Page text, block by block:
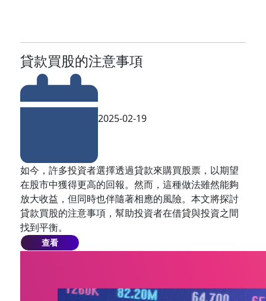
貸款買股的注意事項
2025-02-19
如今，許多投資者選擇透過貸款來購買股票，以期望
在股市中獲得更高的回報。然而，這種做法雖然能夠
放大收益，但同時也伴隨著相應的風險。本文將探討
貸款買股的注意事項，幫助投資者在借貸與投資之間
找到平衡。
查看